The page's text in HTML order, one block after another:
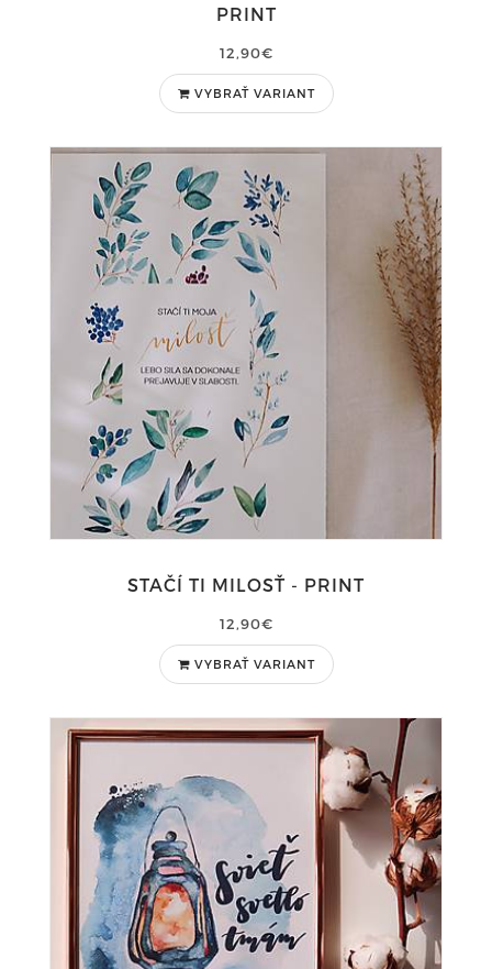
PRINT
12,90€
VYBRAŤ VARIANT
STAČÍ TI MILOSŤ - PRINT
12,90€
VYBRAŤ VARIANT